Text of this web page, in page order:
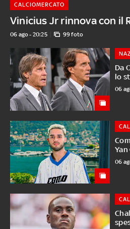
Vinicius Jr rinnova con il
CALCIOMERCATO
06 ago - 20:25 99 foto
Da
lo
06
06